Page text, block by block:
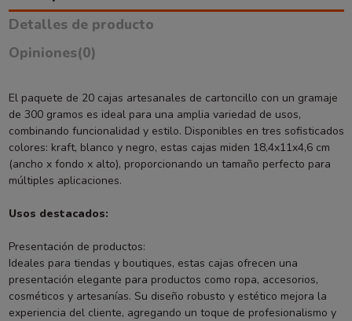
Detalles de producto
Opiniones(0)
El paquete de 20 cajas artesanales de cartoncillo con un gramaje
de 300 gramos es ideal para una amplia variedad de usos,
combinando funcionalidad y estilo. Disponibles en tres sofisticados
colores: kraft, blanco y negro, estas cajas miden 18,4x11x4,6 cm
(ancho x fondo x alto), proporcionando un tamaño perfecto para
múltiples aplicaciones.
Usos destacados:
Presentación de productos:
Ideales para tiendas y boutiques, estas cajas ofrecen una
presentación elegante para productos como ropa, accesorios,
cosméticos y artesanías. Su diseño robusto y estético mejora la
experiencia del cliente, agregando un toque de profesionalismo y